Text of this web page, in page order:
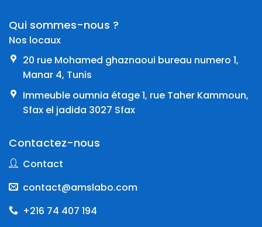
Qui sommes-nous ?
Nos locaux
20 rue Mohamed ghaznaoui bureau numero 1,
Manar 4, Tunis
Immeuble oumnia étage 1, rue Taher Kammoun,
Sfax el jadida 3027 Sfax
Contactez-nous
Contact
contact@amslabo.com
+216 74 407 194